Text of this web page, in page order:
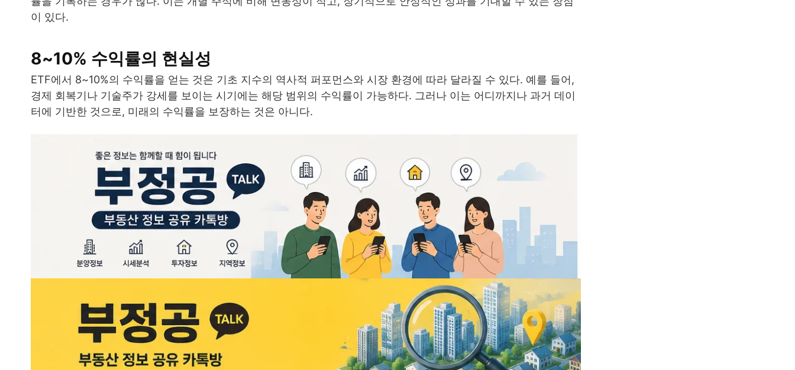
이 있다.
8~10% 수익률의 현실성
ETF에서 8~10%의 수익률을 얻는 것은 기초 지수의 역사적 퍼포먼스와 시장 환경에 따라 달라질 수 있다. 예를 들어,
경제 회복기나 기술주가 강세를 보이는 시기에는 해당 범위의 수익률이 가능하다. 그러나 이는 어디까지나 과거 데이
터에 기반한 것으로, 미래의 수익률을 보장하는 것은 아니다.